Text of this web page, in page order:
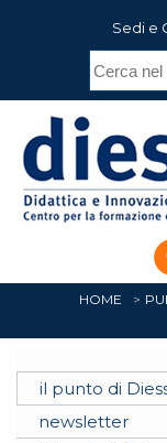
Sedi e
HOME
il punto di
newsletter